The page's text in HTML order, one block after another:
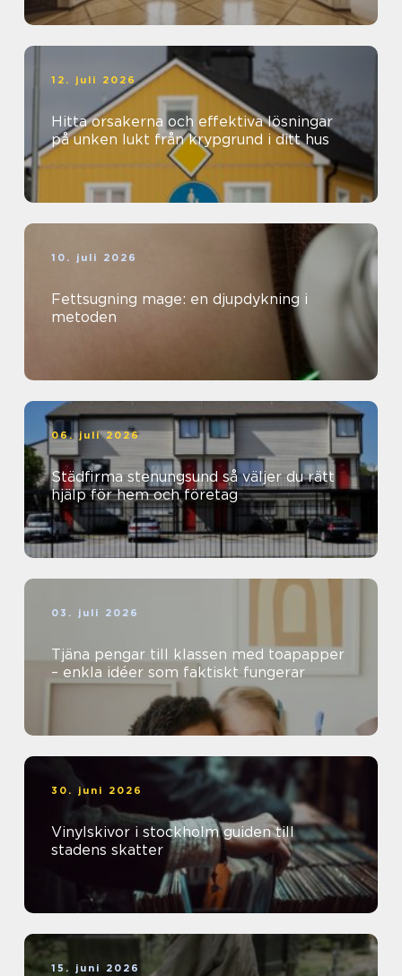
12. juli 2026
Hitta orsakerna och effektiva lösningar
på unken lukt från krypgrund i ditt hus
10. juli 2026
Fettsugning mage: en djupdykning i
metoden
06. juli 2026
Städfirma stenungsund så väljer du rätt
hjälp för hem och företag
03. juli 2026
Tjäna pengar till klassen med toapapper
– enkla idéer som faktiskt fungerar
30. juni 2026
Vinylskivor i stockholm guiden till
stadens skatter
15. juni 2026